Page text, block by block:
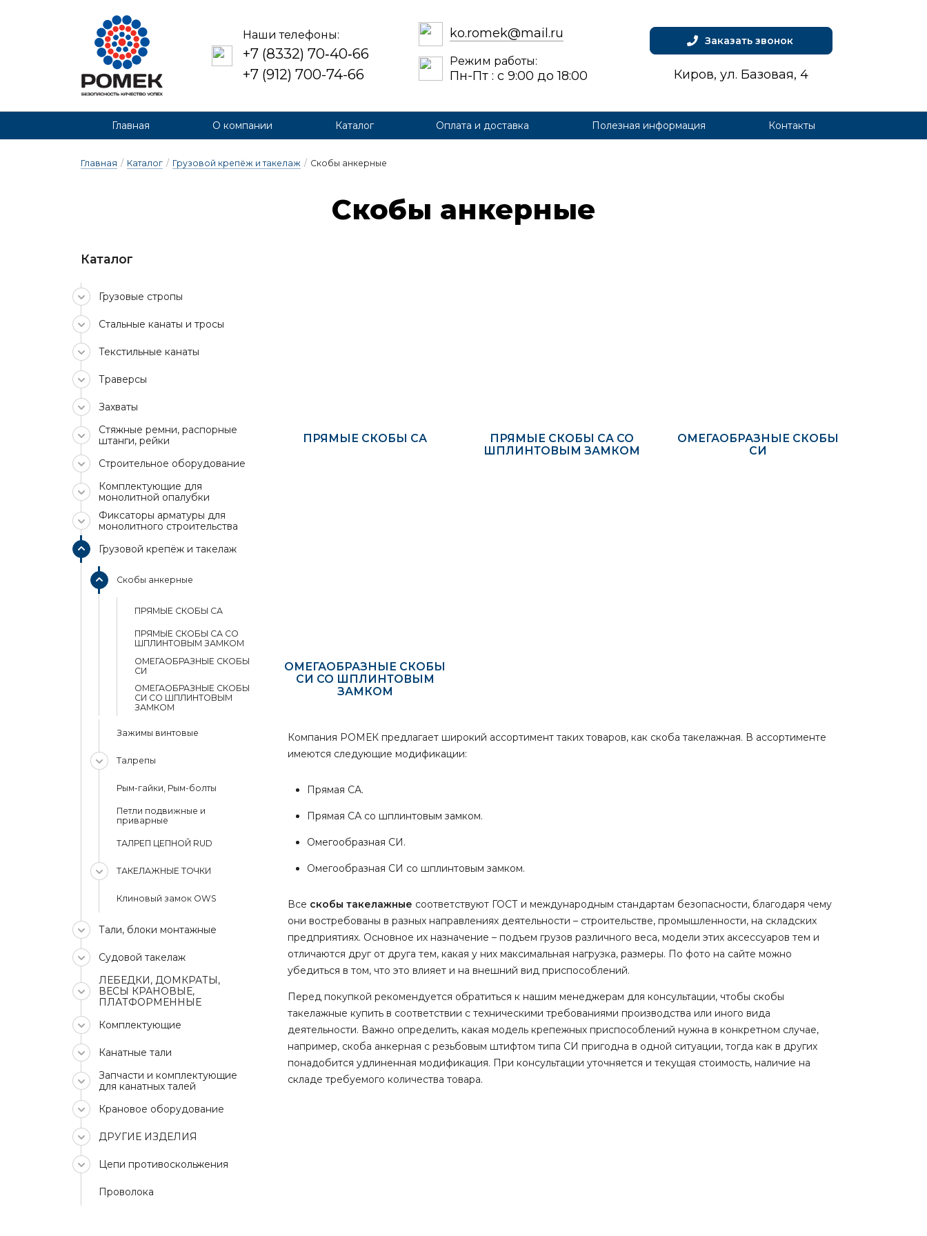
Главная О компании Каталог Оплата и доставка Полезная информация Контакты
Наши телефоны:
+7 (8332) 70‑40‑66
+7 (912) 700-74-66
ko.romek@mail.ru
Режим работы:
Пн-Пт : с 9:00 до 18:00
Заказать звонок
Киров, ул. Базовая, 4
Главная / Каталог / Грузовой крепёж и такелаж / Скобы анкерные
Ско­бы ан­керные
Каталог
Грузовые стропы
Стальные канаты и тросы
Текстильные канаты
Траверсы
Захваты
Стяжные ремни, распорные
штанги, рейки
Строительное оборудование
Комплектующие для
монолитной опалубки
Фиксаторы арматуры для
монолитного строительства
Грузовой крепёж и такелаж
Скобы анкерные
ПРЯМЫЕ СКОБЫ СА
ПРЯМЫЕ СКОБЫ СА СО
ШПЛИНТОВЫМ ЗАМКОМ
ОМЕГАОБРАЗНЫЕ СКОБЫ
СИ
ОМЕГАОБРАЗНЫЕ СКОБЫ
СИ СО ШПЛИНТОВЫМ
ЗАМКОМ
Зажимы винтовые
Талрепы
Рым-гайки, Рым-болты
Петли подвижные и
приварные
ТАЛРЕП ЦЕПНОЙ RUD
ТАКЕЛАЖНЫЕ ТОЧКИ
Клиновый замок OWS
Тали, блоки монтажные
Судовой такелаж
ЛЕБЕДКИ, ДОМКРАТЫ,
ВЕСЫ КРАНОВЫЕ,
ПЛАТФОРМЕННЫЕ
Комплектующие
Канатные тали
Запчасти и комплектующие
для канатных талей
Крановое оборудование
ДРУГИЕ ИЗДЕЛИЯ
Цепи противоскольжения
Проволока
ПРЯМЫЕ СКОБЫ СА
ПРЯМЫЕ СКОБЫ СА СО
ШПЛИНТОВЫМ ЗАМКОМ
ОМЕГАОБРАЗНЫЕ СКОБЫ
СИ
ОМЕГАОБРАЗНЫЕ СКОБЫ
СИ СО ШПЛИНТОВЫМ
ЗАМКОМ
Компания РОМЕК предлагает широкий ассортимент таких товаров, как скоба такелажная. В ассортименте
имеются следующие модификации:
Прямая СА.
Прямая СА со шплинтовым замком.
Омегообразная СИ.
Омегообразная СИ со шплинтовым замком.
Все скобы такелажные соответствуют ГОСТ и международным стандартам безопасности, благодаря чему
они востребованы в разных направлениях деятельности – строительстве, промышленности, на складских
предприятиях. Основное их назначение – подъем грузов различного веса, модели этих аксессуаров тем и
отличаются друг от друга тем, какая у них максимальная нагрузка, размеры. По фото на сайте можно
убедиться в том, что это влияет и на внешний вид приспособлений.
Перед покупкой рекомендуется обратиться к нашим менеджерам для консультации, чтобы скобы
такелажные купить в соответствии с техническими требованиями производства или иного вида
деятельности. Важно определить, какая модель крепежных приспособлений нужна в конкретном случае,
например, скоба анкерная с резьбовым штифтом типа СИ пригодна в одной ситуации, тогда как в других
понадобится удлиненная модификация. При консультации уточняется и текущая стоимость, наличие на
складе требуемого количества товара.